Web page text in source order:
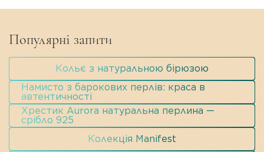
Популярні запити
Кольє з натуральною бірюзою
Намисто з барокових перлів: краса в
автентичності
Хрестик Aurora натуральна перлина —
срібло 925
Колекція Manifest